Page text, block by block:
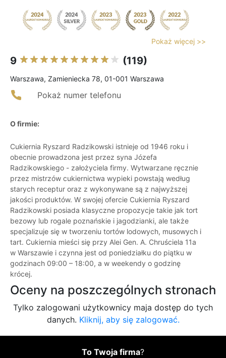
Pokaż więcej >>
9 (119)
Warszawa, Zamieniecka 78, 01-001 Warszawa
Pokaż numer telefonu
O firmie:
Cukiernia Ryszard Radzikowski istnieje od 1946 roku i
obecnie prowadzona jest przez syna Józefa
Radzikowskiego - założyciela firmy. Wytwarzane ręcznie
przez mistrzów cukiernictwa wypieki powstają według
starych receptur oraz z wykonywane są z najwyższej
jakości produktów. W swojej ofercie Cukiernia Ryszard
Radzikowski posiada klasyczne propozycje takie jak tort
bezowy lub rogale poznańskie i jagodzianki, ale także
specjalizuje się w tworzeniu tortów lodowych, musowych i
tart. Cukiernia mieści się przy Alei Gen. A. Chruściela 11a
w Warszawie i czynna jest od poniedziałku do piątku w
godzinach 09:00 – 18:00, a w weekendy o godzinę
krócej.
Oceny na poszczególnych stronach
Tylko zalogowani użytkownicy maja dostęp do tych
danych. Kliknij, aby się zalogować.
To Twoja firma?